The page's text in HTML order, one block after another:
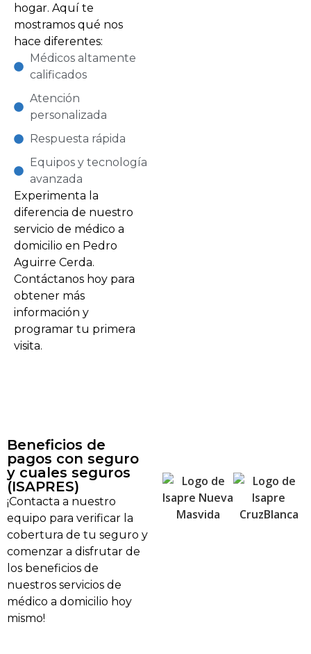
hogar. Aquí te
mostramos qué nos
hace diferentes:
Médicos altamente
calificados
Atención
personalizada
Respuesta rápida
Equipos y tecnología
avanzada
Experimenta la
diferencia de nuestro
servicio de médico a
domicilio en Pedro
Aguirre Cerda.
Contáctanos hoy para
obtener más
información y
programar tu primera
visita.
Beneficios de
pagos con seguro
y cuales seguros
(ISAPRES)
¡Contacta a nuestro
equipo para verificar la
cobertura de tu seguro y
comenzar a disfrutar de
los beneficios de
nuestros servicios de
médico a domicilio hoy
mismo!